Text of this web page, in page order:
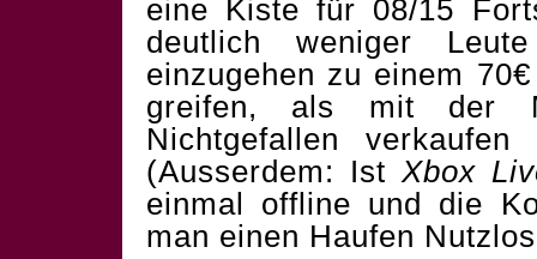
eine Kiste für 08/15
deutlich weniger
einzugehen zu einem
greifen, als mit der
Nichtgefallen
(Ausserdem: IstXbox
einmal offline und die
man einen Haufen